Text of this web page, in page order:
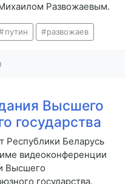
Развожаевым.
путин развожаев
Высшего
государства
Республики Беларусь
видеоконференции
Высшего
государства.